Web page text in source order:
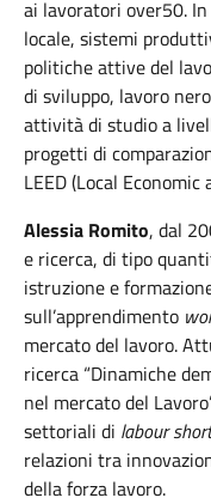
ai lavoratori over50.
locale, sistemi
politiche attive del
di sviluppo, lavoro
attività di studio a
progetti di
LEED (Local
Alessia Romito, dal
e ricerca, di tipo
istruzione e
sull’apprendimento
mercato del lavoro.
ricerca “Dinamiche
nel mercato del
settoriali di labour
relazioni tra
della forza lavoro.